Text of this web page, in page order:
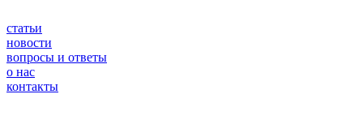
статьи
новости
вопросы и ответы
о нас
контакты